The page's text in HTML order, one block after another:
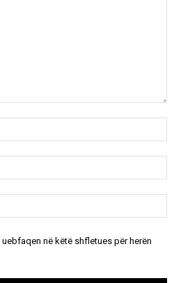
në këtë shfletues për herën